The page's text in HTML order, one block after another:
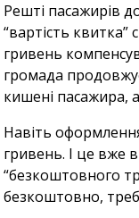
Решті пасажирів
“вартість
гривень
громада
кишені пасажира,
Навіть
гривень. І це вже
“безкоштовного
безкоштовно,